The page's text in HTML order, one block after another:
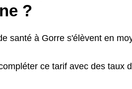
?
santé à Gorre s'élèvent en
ce tarif avec des taux